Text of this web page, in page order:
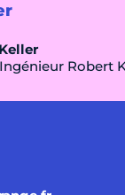
Robert